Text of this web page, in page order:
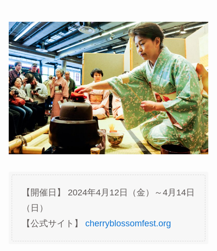
【開催日】 2024年4月12日（金）～4月14日
（日）
【公式サイト】 cherryblossomfest.org